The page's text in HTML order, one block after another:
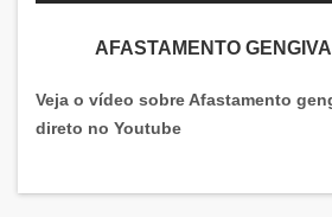
AFASTAMENTO
Veja o vídeo sobre Afastamento
direto no Youtube